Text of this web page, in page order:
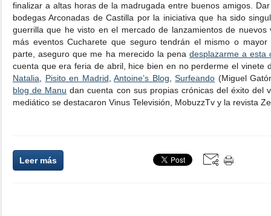
finalizar a altas horas de la madrugada entre buenos amigos.
bodegas Arconadas de Castilla por la iniciativa que ha sido
guerrilla que he visto en el mercado de lanzamientos de nuevos
más eventos Cucharete que seguro tendrán el mismo o
parte, aseguro que me ha merecido la penadesplazarme a esta
cuenta que era feria de abril, hice bien en no perderme el vinete
Natalia
Pisito en Madrid ,Antoine’s Blog ,Surfeando (Miguel
blog de Manu dan cuenta con sus propias crónicas del éxito del
mediático se destacaron Vinus Televisión, MobuzzTv y la revista
Leer más